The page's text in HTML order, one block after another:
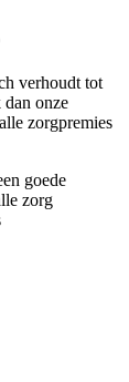
verhoudt tot
dan onze
zorgpremies
goede
zorg